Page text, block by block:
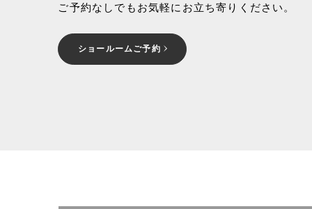
ご予約なしでもお気軽にお立ち寄りください。
ショールームご予約